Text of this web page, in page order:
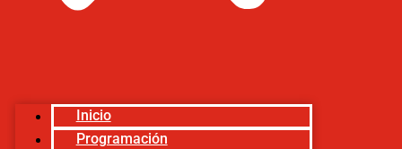
Inicio
Programación